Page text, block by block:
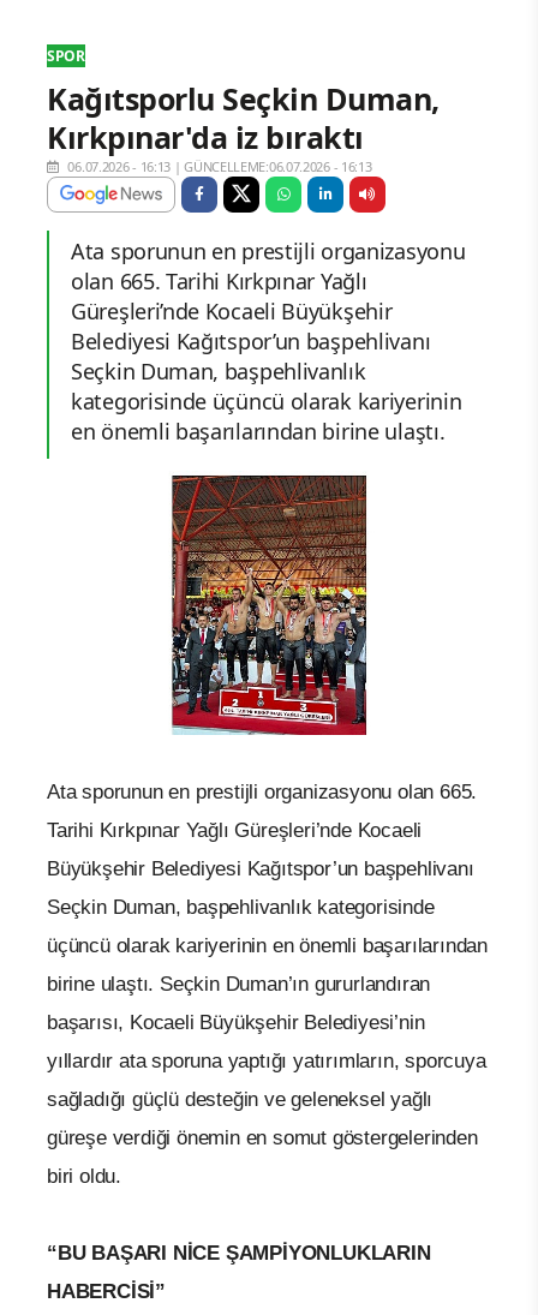
SPOR
Kağıtsporlu Seçkin Duman,
Kırkpınar'da iz bıraktı
06.07.2026 - 16:13 |GÜNCELLEME:06.07.2026 - 16:13
Ata sporunun en prestijli organizasyonu
olan 665. Tarihi Kırkpınar Yağlı
Güreşleri’nde Kocaeli Büyükşehir
Belediyesi Kağıtspor’un başpehlivanı
Seçkin Duman, başpehlivanlık
kategorisinde üçüncü olarak kariyerinin
en önemli başarılarından birine ulaştı.
Ata sporunun en prestijli organizasyonu olan 665.
Tarihi Kırkpınar Yağlı Güreşleri’nde Kocaeli
Büyükşehir Belediyesi Kağıtspor’un başpehlivanı
Seçkin Duman, başpehlivanlık kategorisinde
üçüncü olarak kariyerinin en önemli başarılarından
birine ulaştı. Seçkin Duman’ın gururlandıran
başarısı, Kocaeli Büyükşehir Belediyesi’nin
yıllardır ata sporuna yaptığı yatırımların, sporcuya
sağladığı güçlü desteğin ve geleneksel yağlı
güreşe verdiği önemin en somut göstergelerinden
biri oldu.
“BU BAŞARI NİCE ŞAMPİYONLUKLARIN
HABERCİSİ”